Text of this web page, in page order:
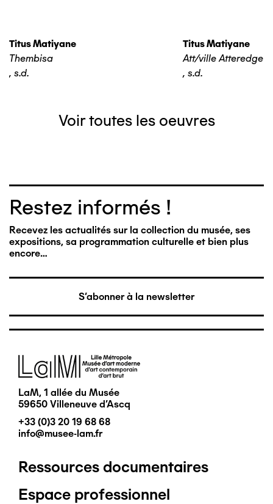
Titus Matiyane
Thembisa
, s.d.
Titus Matiyane
Att/ville
, s.d.
Voir toutes les oeuvres
Restez informés !
Recevez les actualités sur la collection du musée, ses
expositions, sa programmation culturelle et bien plus
encore…
S'abonner à la newsletter
Image
LaM, 1 allée du Musée
59650 Villeneuve d'Ascq
+33 (0)3 20 19 68 68
info@musee-lam.fr
Pied
Ressources documentaires
Espace professionnel